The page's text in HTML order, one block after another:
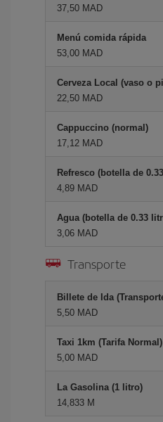
37,50 MAD
Menú comida rápida
53,00 MAD
Cerveza Local (vaso o
22,50 MAD
Cappuccino (normal)
17,12 MAD
Refresco (botella de
4,89 MAD
Agua (botella de 0.33
3,06 MAD
Transporte
Billete de Ida
5,50 MAD
Taxi 1km (Tarifa Normal)
5,00 MAD
La Gasolina (1 litro)
14,833 M